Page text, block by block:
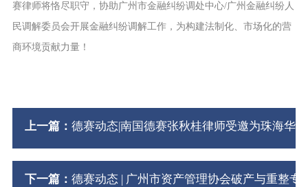
赛律师将恪尽职守，协助广州市金融纠纷调处中心/广州金融纠纷人
民调解委员会开展金融纠纷调解工作，为构建法制化、市场化的营
商环境贡献力量！
上一篇： 德赛动态|南国德赛张秋桂律师受邀为珠海华
下一篇： 德赛动态 | 广州市资产管理协会破产与重整